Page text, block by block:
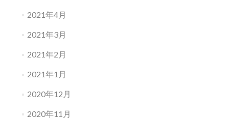
2021年4月
2021年3月
2021年2月
2021年1月
2020年12月
2020年11月